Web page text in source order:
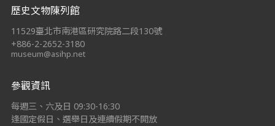
歷史文物陳列館
11529臺北市南港區研究院路二段130號
+886-2-2652-3180
museum@asihp.net
參觀資訊
每週三、六及日 09:30-16:30
逢國定假日、選舉日及連續假期不開放